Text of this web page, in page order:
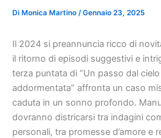
Di Monica Martino /Gennaio 23, 2025
Il 2024 si preannuncia ricco di
il ritorno di episodi suggestivi e
terza puntata di “Un passo dal
addormentata” affronta un caso
caduta in un sonno profondo.
dovranno districarsi tra indagini
personali, tra promesse d’amore e